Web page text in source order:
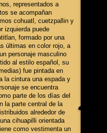
representados a
se acompañan
cohuatl, cuetzpallin y
izquierda puede
formado por una
últimas en color rojo, a
personaje masculino
al estilo español, su
fue pintada en
la cintura una espada y
se encuentra
parte de los días del
la parte central de la
alrededor de
cihuapilli orientada
como vestimenta un